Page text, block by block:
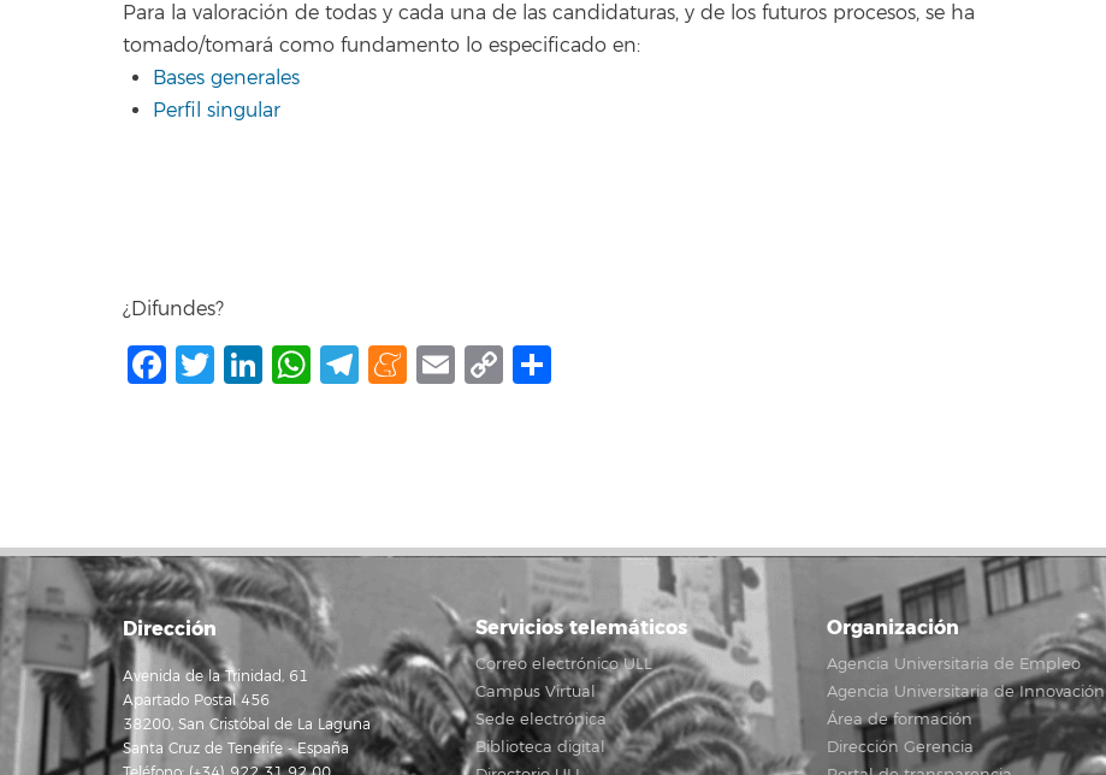
Para la valoración de todas y cada una de las candidaturas, y de los futuros procesos, se ha
tomado/tomará como fundamento lo especificado en:
Bases generales
Perfil singular
¿Difundes?
Facebook
Twitter
LinkedIn
WhatsApp
Telegram
Meneame
Email
Copy
Dirección
Avenida de la Trinidad, 61
Apartado Postal 456
38200, San Cristóbal de La Laguna
Santa Cruz de Tenerife - España
Servicios telemáticos
Correo electrónico ULL
Campus Virtual
Sede electrónica
Biblioteca digital
Organización
Agencia Universitaria de Empleo
Agencia Universitaria de Innovación
Área de formación
Dirección Gerencia